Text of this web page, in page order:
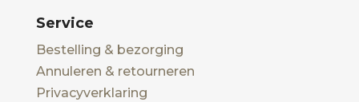
Service
Bestelling & bezorging
Annuleren & retourneren
Privacyverklaring